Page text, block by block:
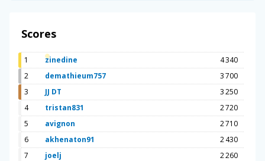
Scores
1 zinedine
4 340
2
demathieum757
3 700
3
JJ DT
3 250
4
tristan831
2 720
5
avignon
2 710
6
akhenaton91
2 430
7
joelj
2 260